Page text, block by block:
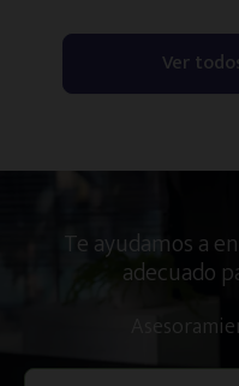
Ver
Te ayudamos a
adecuado